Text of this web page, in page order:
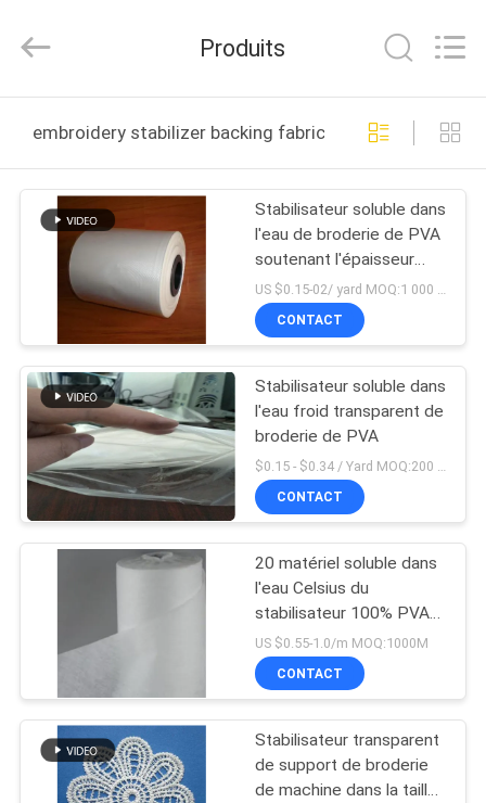
MAISON
PRODUITS
PROPOS
DE
NOUS
VISITE
DE
CONTRÔLE
LA
QUALITÉ
Greencradleland
Macromolecule
Ltd..
Reserved.
Produits
embroidery stabilizer backing fabrication en ligne
Stabilisateur soluble dans
l'eau de broderie de PVA
soutenant l'épaisseur
25um-60um disponible
US $0.15-02/ yard MOQ:1 000 verges
CONTACT
Stabilisateur soluble dans
l'eau froid transparent de
broderie de PVA
CONTACT
20 matériel soluble dans
l'eau Celsius du
stabilisateur 100% PVA
de broderie de degré fait
US $0.55-1.0/m MOQ:1000M
CONTACT
Stabilisateur transparent
de support de broderie
de machine dans la taille